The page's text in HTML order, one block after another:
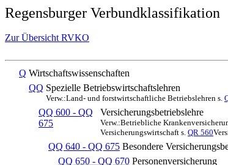
Regensburger Verbundklassifikation
Zur Übersicht RVKO
Q Wirtschaftswissenschaften
QQ Spezielle Betriebswirtschaftslehren
Verw.:Land- und forstwirtschaftliche Betriebslehren s.
QQ 600 - QQ
675
Versicherungsbetriebslehre
Verw.:Betriebliche
Versicherungswirtschaft s. QR 560
QQ 640 - QQ 675 Besondere
QQ 650 - QQ 670 Personenversicherung